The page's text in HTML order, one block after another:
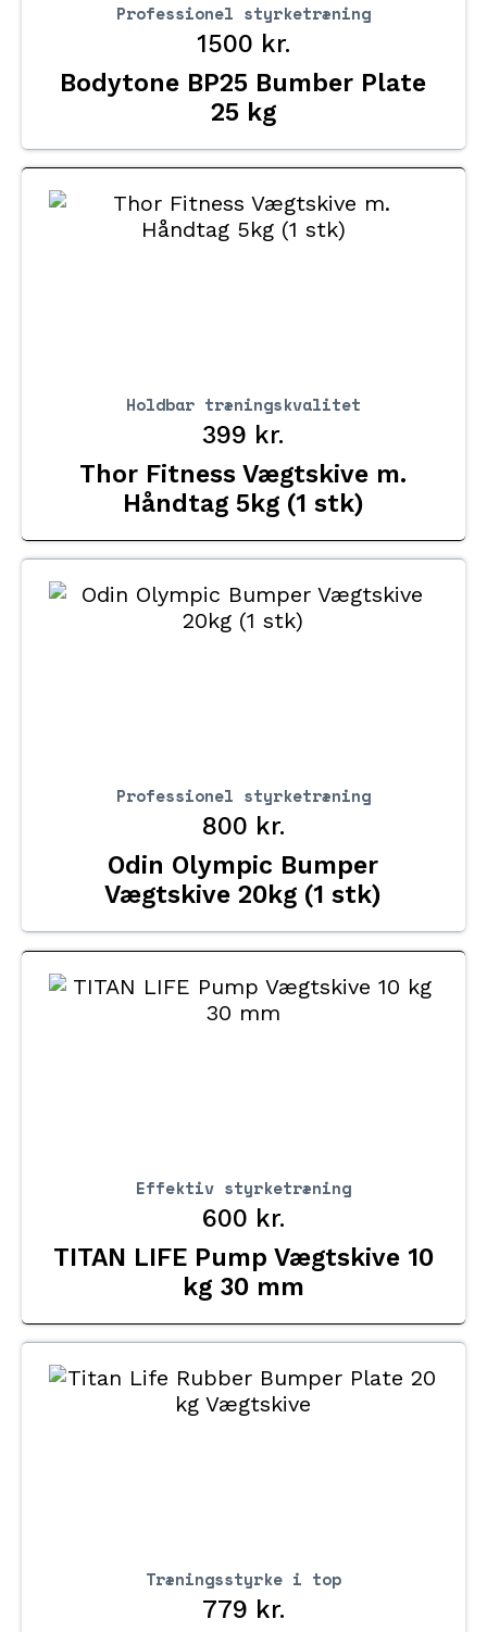
Professionel styrketræning
Bodytone BP25 Bumber Plate
25 kg
1500 kr.
Holdbar træningskvalitet
Thor Fitness Vægtskive m.
Håndtag 5kg (1 stk)
399 kr.
Professionel styrketræning
Odin Olympic Bumper
Vægtskive 20kg (1 stk)
800 kr.
Effektiv styrketræning
TITAN LIFE Pump Vægtskive 10
kg 30 mm
600 kr.
Træningsstyrke i top
779 kr.